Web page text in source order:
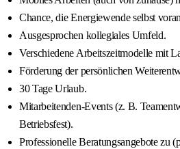
Chance, die Energiewende selbst
Ausgesprochen kollegiales Umfeld.
Verschiedene Arbeitszeitmodelle mit
Förderung der persönlichen
30 Tage Urlaub.
Mitarbeitenden-Events (z. B.
Betriebsfest).
Professionelle Beratungsangebote zu